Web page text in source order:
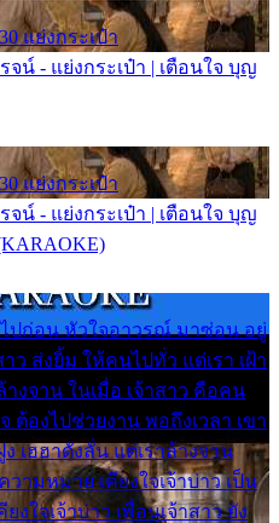
แย่งกระเป๋า
จน์ - แย่งกระเป๋า | เตือนใจ บุญ
แย่งกระเป๋า
จน์ - แย่งกระเป๋า | เตือนใจ บุญ
ไปก่อน หัวใจอาวรณ์ มาซ่อน อยู่
ว ส่งยิ้ม ให้คนไปทั่ว แต่เรา เฝ้า
งจาน ในเมื่อ เจ้าสาว คือคน
ต้องไปช่วยงาน พอถึงเวลา เขา
เฮฮาดังลั่น แต่เราล้างจาน
ามหมาย เคียงใจเจ้าบ่าว เป็น
ใจเจ้าบ่าว เพื่อนเจ้าสาว ยัง